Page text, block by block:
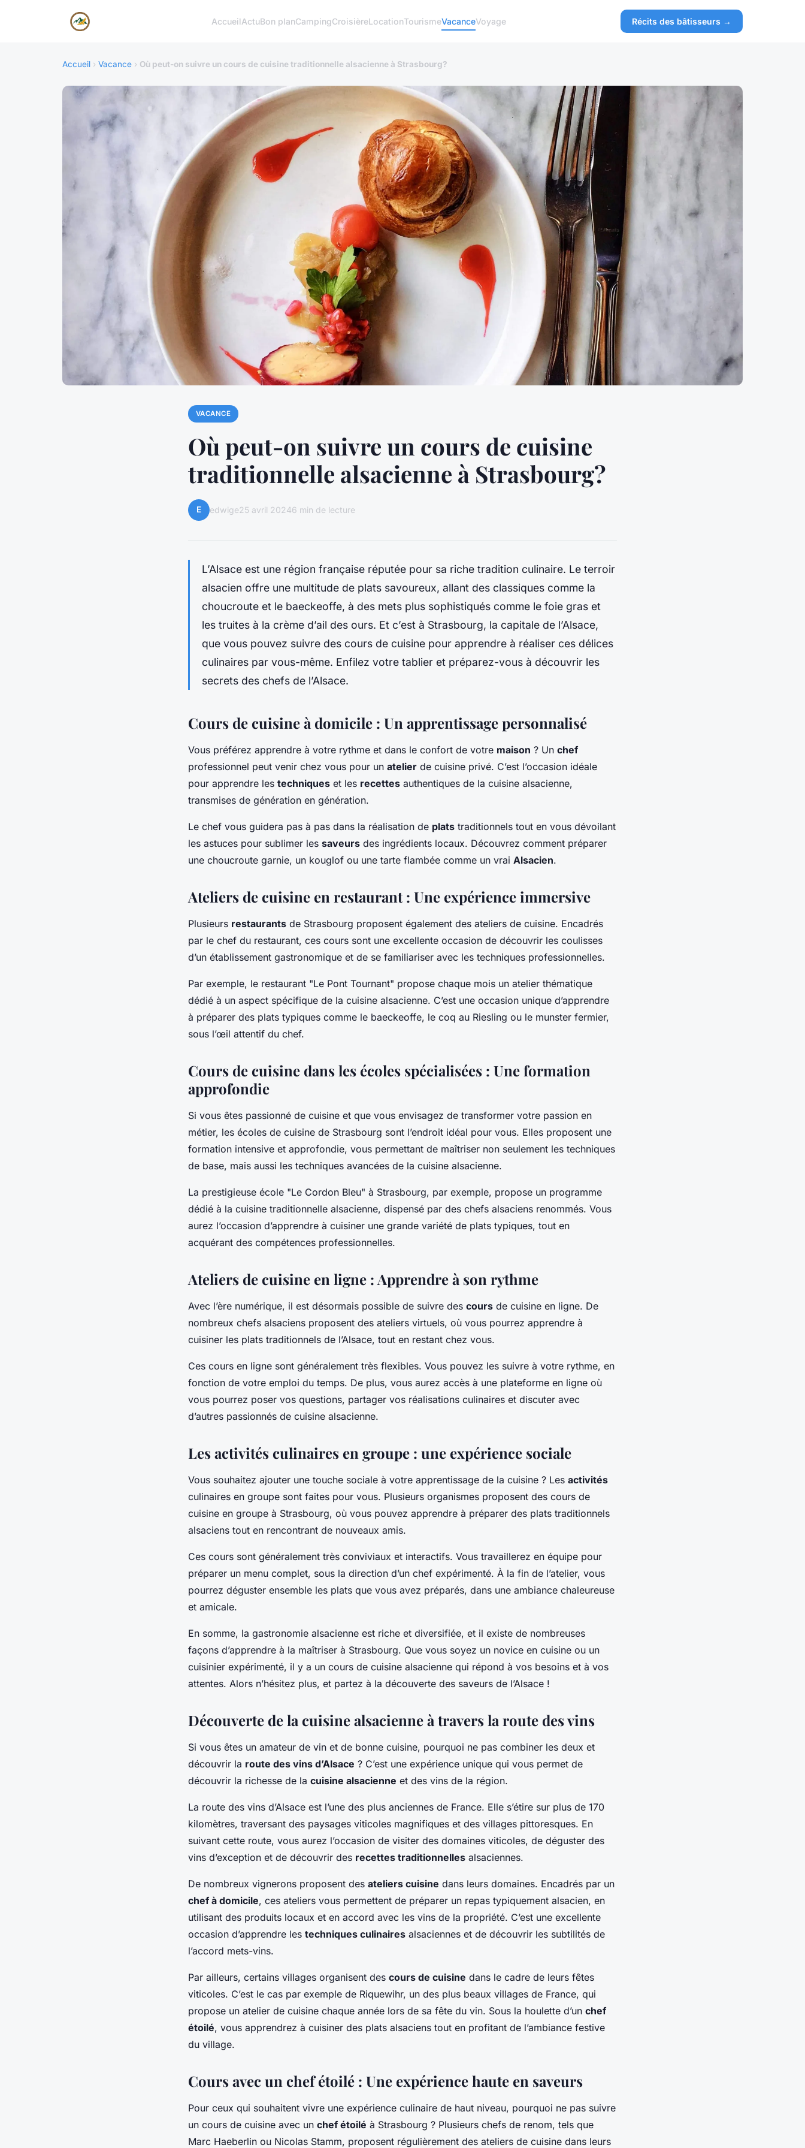
AccueilActuBon planCampingCroisièreLocationTourismeVacanceVoyage Récits des bâtisseurs →
Accueil › Vacance › Où peut-on suivre un cours de cuisine traditionnelle alsacienne à Strasbourg?
VACANCE
Où peut-on suivre un cours de cuisine
traditionnelle alsacienne à Strasbourg?
E edwige25 avril 20246 min de lecture
L’Alsace est une région française réputée pour sa riche tradition culinaire. Le terroir
alsacien offre une multitude de plats savoureux, allant des classiques comme la
choucroute et le baeckeoffe, à des mets plus sophistiqués comme le foie gras et
les truites à la crème d’ail des ours. Et c’est à Strasbourg, la capitale de l’Alsace,
que vous pouvez suivre des cours de cuisine pour apprendre à réaliser ces délices
culinaires par vous-même. Enfilez votre tablier et préparez-vous à découvrir les
secrets des chefs de l’Alsace.
Cours de cuisine à domicile : Un apprentissage personnalisé
Vous préférez apprendre à votre rythme et dans le confort de votre maison ? Un chef
professionnel peut venir chez vous pour un atelier de cuisine privé. C’est l’occasion idéale
pour apprendre les techniques et les recettes authentiques de la cuisine alsacienne,
transmises de génération en génération.
Le chef vous guidera pas à pas dans la réalisation de plats traditionnels tout en vous dévoilant
les astuces pour sublimer les saveurs des ingrédients locaux. Découvrez comment préparer
une choucroute garnie, un kouglof ou une tarte flambée comme un vrai Alsacien.
Ateliers de cuisine en restaurant : Une expérience immersive
Plusieurs restaurants de Strasbourg proposent également des ateliers de cuisine. Encadrés
par le chef du restaurant, ces cours sont une excellente occasion de découvrir les coulisses
d’un établissement gastronomique et de se familiariser avec les techniques professionnelles.
Par exemple, le restaurant "Le Pont Tournant" propose chaque mois un atelier thématique
dédié à un aspect spécifique de la cuisine alsacienne. C’est une occasion unique d’apprendre
à préparer des plats typiques comme le baeckeoffe, le coq au Riesling ou le munster fermier,
sous l’œil attentif du chef.
Cours de cuisine dans les écoles spécialisées : Une formation
approfondie
Si vous êtes passionné de cuisine et que vous envisagez de transformer votre passion en
métier, les écoles de cuisine de Strasbourg sont l’endroit idéal pour vous. Elles proposent une
formation intensive et approfondie, vous permettant de maîtriser non seulement les techniques
de base, mais aussi les techniques avancées de la cuisine alsacienne.
La prestigieuse école "Le Cordon Bleu" à Strasbourg, par exemple, propose un programme
dédié à la cuisine traditionnelle alsacienne, dispensé par des chefs alsaciens renommés. Vous
aurez l’occasion d’apprendre à cuisiner une grande variété de plats typiques, tout en
acquérant des compétences professionnelles.
Ateliers de cuisine en ligne : Apprendre à son rythme
Avec l’ère numérique, il est désormais possible de suivre des cours de cuisine en ligne. De
nombreux chefs alsaciens proposent des ateliers virtuels, où vous pourrez apprendre à
cuisiner les plats traditionnels de l’Alsace, tout en restant chez vous.
Ces cours en ligne sont généralement très flexibles. Vous pouvez les suivre à votre rythme, en
fonction de votre emploi du temps. De plus, vous aurez accès à une plateforme en ligne où
vous pourrez poser vos questions, partager vos réalisations culinaires et discuter avec
d’autres passionnés de cuisine alsacienne.
Les activités culinaires en groupe : une expérience sociale
Vous souhaitez ajouter une touche sociale à votre apprentissage de la cuisine ? Les activités
culinaires en groupe sont faites pour vous. Plusieurs organismes proposent des cours de
cuisine en groupe à Strasbourg, où vous pouvez apprendre à préparer des plats traditionnels
alsaciens tout en rencontrant de nouveaux amis.
Ces cours sont généralement très conviviaux et interactifs. Vous travaillerez en équipe pour
préparer un menu complet, sous la direction d’un chef expérimenté. À la fin de l’atelier, vous
pourrez déguster ensemble les plats que vous avez préparés, dans une ambiance chaleureuse
et amicale.
En somme, la gastronomie alsacienne est riche et diversifiée, et il existe de nombreuses
façons d’apprendre à la maîtriser à Strasbourg. Que vous soyez un novice en cuisine ou un
cuisinier expérimenté, il y a un cours de cuisine alsacienne qui répond à vos besoins et à vos
attentes. Alors n’hésitez plus, et partez à la découverte des saveurs de l’Alsace !
Découverte de la cuisine alsacienne à travers la route des vins
Si vous êtes un amateur de vin et de bonne cuisine, pourquoi ne pas combiner les deux et
découvrir la route des vins d’Alsace ? C’est une expérience unique qui vous permet de
découvrir la richesse de la cuisine alsacienne et des vins de la région.
La route des vins d’Alsace est l’une des plus anciennes de France. Elle s’étire sur plus de 170
kilomètres, traversant des paysages viticoles magnifiques et des villages pittoresques. En
suivant cette route, vous aurez l’occasion de visiter des domaines viticoles, de déguster des
vins d’exception et de découvrir des recettes traditionnelles alsaciennes.
De nombreux vignerons proposent des ateliers cuisine dans leurs domaines. Encadrés par un
chef à domicile, ces ateliers vous permettent de préparer un repas typiquement alsacien, en
utilisant des produits locaux et en accord avec les vins de la propriété. C’est une excellente
occasion d’apprendre les techniques culinaires alsaciennes et de découvrir les subtilités de
l’accord mets-vins.
Par ailleurs, certains villages organisent des cours de cuisine dans le cadre de leurs fêtes
viticoles. C’est le cas par exemple de Riquewihr, un des plus beaux villages de France, qui
propose un atelier de cuisine chaque année lors de sa fête du vin. Sous la houlette d’un chef
étoilé, vous apprendrez à cuisiner des plats alsaciens tout en profitant de l’ambiance festive
du village.
Cours avec un chef étoilé : Une expérience haute en saveurs
Pour ceux qui souhaitent vivre une expérience culinaire de haut niveau, pourquoi ne pas suivre
un cours de cuisine avec un chef étoilé à Strasbourg ? Plusieurs chefs de renom, tels que
Marc Haeberlin ou Nicolas Stamm, proposent régulièrement des ateliers de cuisine dans leurs